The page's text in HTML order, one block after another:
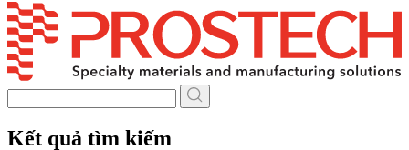
Skip
to
content
Kết quả tìm kiếm